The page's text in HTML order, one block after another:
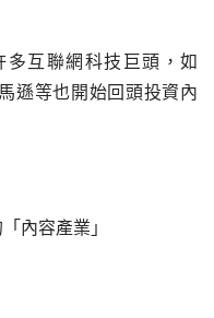
互聯網科技巨頭，如
遜等也開始回頭投資內
內容產業」